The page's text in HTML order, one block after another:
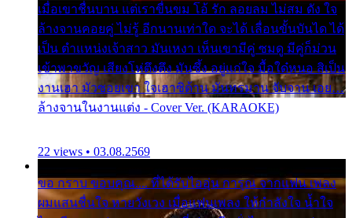
เมื่อเขาชื่นบาน แต่เราขื่นขม โอ้ รัก ลอยลม ไม่สม ดัง ใจ
ล้างจานคอยคู่ ไม่รู้ อีกนานเท่าใด จะได้ เลื่อนขั้นบันได ได้
เป็น ตำแหน่งเจ้าสาว มันเหงา เห็นเขามีคู่ ซมดู มีคู่ก็ม่วน
เข้าพาขวัญ เสียงโห่ตึงตึง มันซึ้ง อยู่แก่ใจ มื้อใด๋หนอ สิเป็น
งานเฮา มัวซอยเขา ใจเฮาซิด้าน มันทรมาน จับจาน เอย…
ล้างจานในงานแต่ง - Cover Ver. (KARAOKE)
22 views • 03.08.2569
ขอ กราบ ขอบคุณ.... ที่ได้รับไออุ่น การุณ จากแฟน เพลง
ผมแสนชื่นใจ หายวังเวง เมื่อแฟนเพลง ให้กำลังใจ น้ำใจ